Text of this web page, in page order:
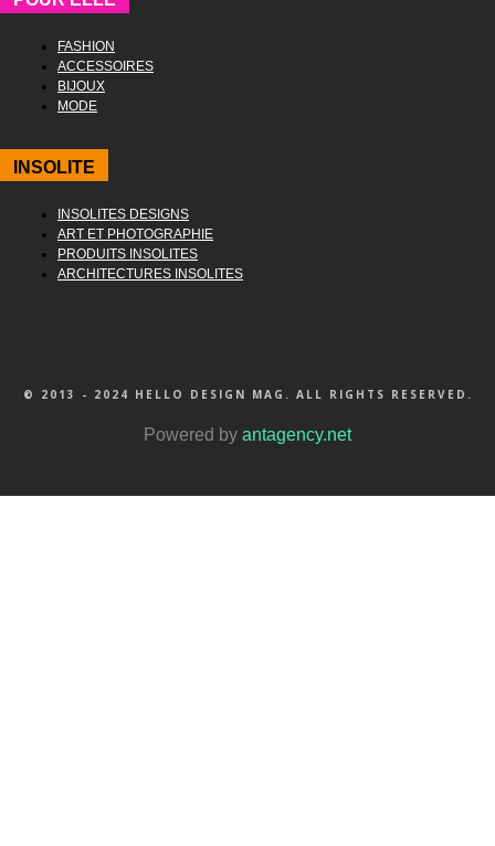
FASHION
ACCESSOIRES
BIJOUX
MODE
INSOLITE
INSOLITES DESIGNS
ART ET PHOTOGRAPHIE
PRODUITS INSOLITES
ARCHITECTURES INSOLITES
© 2013 - 2024 HELLO DESIGN MAG. ALL RIGHTS RESERVED.
Powered by antagency.net